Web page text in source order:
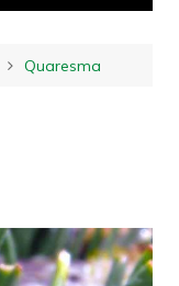
Quaresma